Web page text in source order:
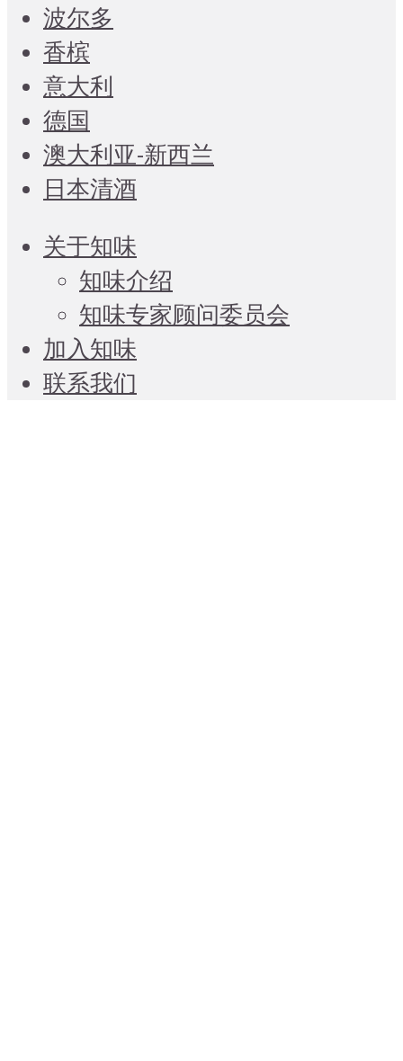
波尔多
香槟
意大利
德国
澳大利亚-新西兰
日本清酒
关于知味
知味介绍
知味专家顾问委员会
加入知味
联系我们